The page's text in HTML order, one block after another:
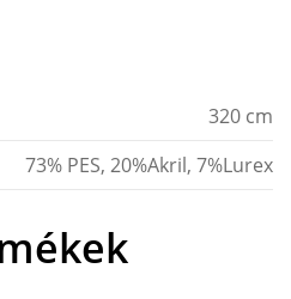
320 cm
73% PES, 20%Akril, 7%Lurex